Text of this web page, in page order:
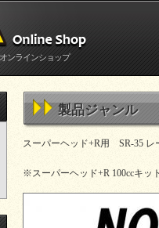
ンラインショップ
製品ジャンル
スーパーヘッド+R用 SR-35 レ
※スーパーヘッド+R 100ccキッ